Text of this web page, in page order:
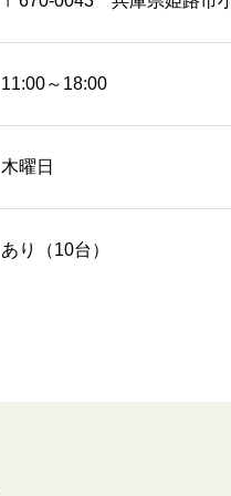
11:00～18:00
木曜日
あり（10台）